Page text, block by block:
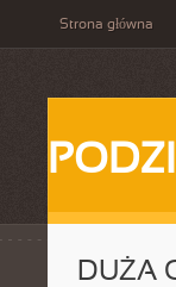
Strona główna
DUŻA